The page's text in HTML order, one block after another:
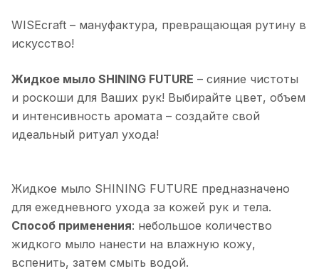
WISEcraft – мануфактура, превращающая рутину в
искусство!
Жидкое мыло SHINING FUTURE – сияние чистоты
и роскоши для Ваших рук! Выбирайте цвет, объем
и интенсивность аромата – создайте свой
идеальный ритуал ухода!
Жидкое мыло SHINING FUTURE предназначено
для ежедневного ухода за кожей рук и тела.
Способ применения: небольшое количество
жидкого мыло нанести на влажную кожу,
вспенить, затем смыть водой.